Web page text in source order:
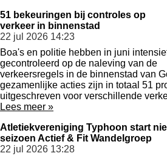
51 bekeuringen bij controles op
verkeer in binnenstad
22 jul 2026 14:23
Boa's en politie hebben in juni
gecontroleerd op de naleving van de
verkeersregels in de binnenstad van
gezamenlijke acties zijn in totaal 51
uitgeschreven voor verschillende
Lees meer »
Atletiekvereniging Typhoon start
seizoen Actief & Fit Wandelgroep
22 jul 2026 13:28